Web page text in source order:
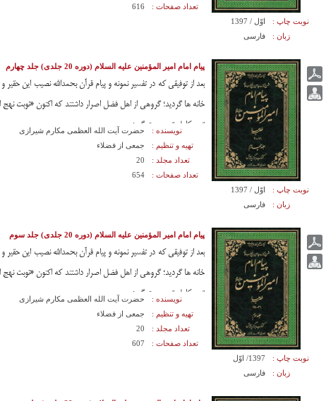
تعداد صفحات :
616
نوبت چاپ :
اوّل / 1397
زبان :
فارسی
پیام امام امیر المؤمنین علیه السلام (دوره 20 جلدی) جلد چهارم
بعد از توفیقى که در تفسیر نمونه و پیام قرآن بحمدالله نصیب این
خانه ها گردید؛ گروهى از اهل فضل اصرار داشتند که اکنون «نوبت نهج
تر و کامل تر صورت گیرد.
نویسنده :
حضرت آیت الله العظمی مکارم شیرازی
تهیه و تنظیم :
جمعی از فضلاء
تعداد مجلد :
20
تعداد صفحات :
654
نوبت چاپ :
اوّل / 1397
زبان :
فارسی
پیام امام امیر المؤمنین علیه السلام (دوره 20 جلدی) جلد سوم
بعد از توفیقى که در تفسیر نمونه و پیام قرآن بحمدالله نصیب این
خانه ها گردید؛ گروهى از اهل فضل اصرار داشتند که اکنون «نوبت نهج
تر و کامل تر صورت گیرد.
نویسنده :
حضرت آیت الله العظمی مکارم شیرازی
تهیه و تنظیم :
جمعی از فضلاء
تعداد مجلد :
20
تعداد صفحات :
607
نوبت چاپ :
1397/ اوّل
زبان :
فارسی